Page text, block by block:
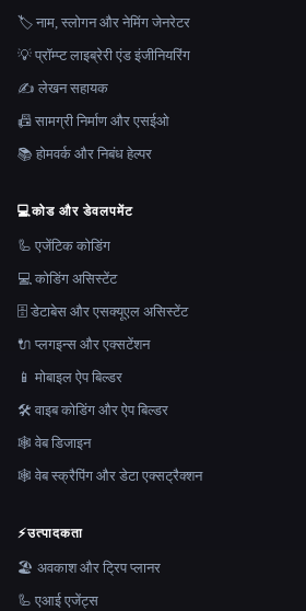
🏷️ नाम, स्लोगन और नेमिंग जेनरेटर
💡 प्रॉम्प्ट लाइब्रेरी एंड इंजीनियरिंग
✍️ लेखन सहायक
📠 सामग्री निर्माण और एसईओ
📚 होमवर्क और निबंध हेल्पर
💻कोड और डेवलपमेंट
🦾 एजेंटिक कोडिंग
💻 कोडिंग असिस्टेंट
🗄️ डेटाबेस और एसक्यूएल असिस्टेंट
🔌 प्लगइन्स और एक्सटेंशन
📱 मोबाइल ऐप बिल्डर
🛠️ वाइब कोडिंग और ऐप बिल्डर
🕸 वेब डिजाइन
🕸️ वेब स्क्रैपिंग और डेटा एक्सट्रैक्शन
⚡उत्पादकता
🏖 अवकाश और ट्रिप प्लानर
🦾 एआई एजेंट्स